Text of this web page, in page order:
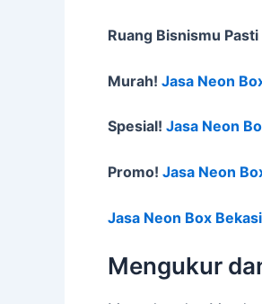
Ruang Bisnismu
Murah! Jasa Neon
Spesial! Jasa Neon
Promo! Jasa Neon
Jasa Neon Box
Mengukur